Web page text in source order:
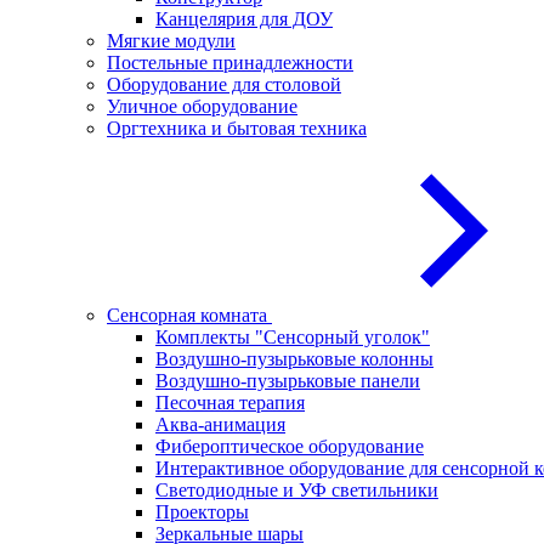
Канцелярия для ДОУ
Мягкие модули
Постельные принадлежности
Оборудование для столовой
Уличное оборудование
Оргтехника и бытовая техника
Сенсорная комната
Комплекты "Сенсорный уголок"
Воздушно-пузырьковые колонны
Воздушно-пузырьковые панели
Песочная терапия
Аква-анимация
Фибероптическое оборудование
Интерактивное оборудование для сенсорной
Светодиодные и УФ светильники
Проекторы
Зеркальные шары